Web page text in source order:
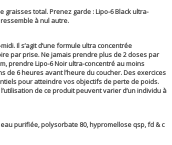
graisses total. Prenez garde : Lipo-6 Black ultra-
à nul autre.
Il s’agit d’une formule ultra concentrée
par prise. Ne jamais prendre plus de 2 doses par
prendre Lipo-6 Noir ultra-concentré au moins
de 6 heures avant l’heure du coucher. Des exercices
pour atteindre vos objectifs de perte de poids.
de ce produit peuvent varier d’un individu à
purifiée, polysorbate 80, hypromellose qsp, fd & c